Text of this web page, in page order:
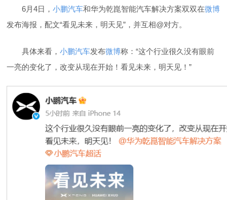
6月4日，小鹏汽车和华为乾崑智能汽车解决方案双双在微博
发布海报，配文“看见未来，明天见”，并互相@对方。
具体来看，小鹏汽车发布微博称：“这个行业很久没有眼前
一亮的变化了，改变从现在开始！看见未来，明天见！”